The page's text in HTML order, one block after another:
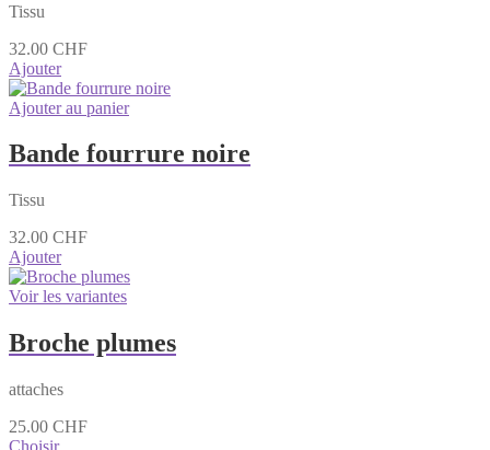
Tissu
32.00 CHF
Ajouter
Ajouter au panier
Bande fourrure noire
Tissu
32.00 CHF
Ajouter
Voir les variantes
Broche plumes
attaches
25.00 CHF